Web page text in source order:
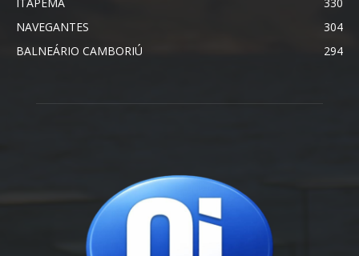
NAVEGANTES
304
BALNEÁRIO CAMBORIÚ
294